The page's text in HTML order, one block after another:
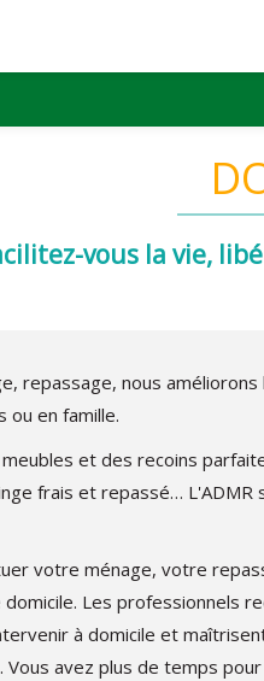
vous la vie,
repassage, nous
ou en famille.
meubles et des recoins
frais et repassé… L'ADMR
votre ménage, votre
Les professionnels
à domicile et
Vous avez plus de temps